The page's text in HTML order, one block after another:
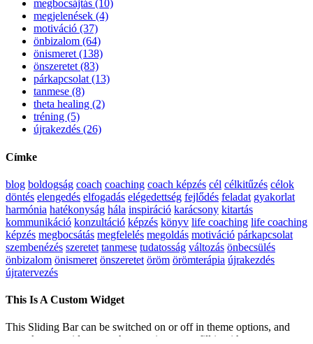
megbocsájtás (10)
megjelenések (4)
motiváció (37)
önbizalom (64)
önismeret (138)
önszeretet (83)
párkapcsolat (13)
tanmese (8)
theta healing (2)
tréning (5)
újrakezdés (26)
Címke
blog boldogság coach coaching coach képzés cél célkitűzés célok
döntés elengedés elfogadás elégedettség fejlődés feladat gyakorlat
harmónia hatékonyság hála inspiráció karácsony kitartás
kommunikáció konzultáció képzés könyv life coaching life coaching
képzés megbocsátás megfelelés megoldás motiváció párkapcsolat
szembenézés szeretet tanmese tudatosság változás önbecsülés
önbizalom önismeret önszeretet öröm örömterápia újrakezdés
újratervezés
This Is A Custom Widget
This Sliding Bar can be switched on or off in theme options, and
can take any widget you throw at it or even fill it with your custom